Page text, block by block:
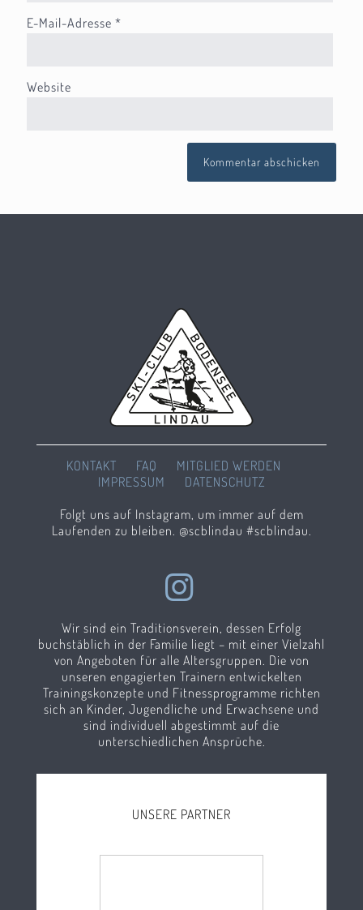
E-Mail-Adresse *
Website
KONTAKT FAQ
MITGLIED WERDEN
IMPRESSUM
DATENSCHUTZ
Folgt uns auf Instagram, um immer auf dem
Laufenden zu bleiben. @scblindau #scblindau.
Wir sind ein Traditionsverein, dessen Erfolg
buchstäblich in der Familie liegt – mit einer Vielzahl
von Angeboten für alle Altersgruppen. Die von
unseren engagierten Trainern entwickelten
Trainingskonzepte und Fitnessprogramme richten
sich an Kinder, Jugendliche und Erwachsene und
sind individuell abgestimmt auf die
unterschiedlichen Ansprüche.
UNSERE PARTNER